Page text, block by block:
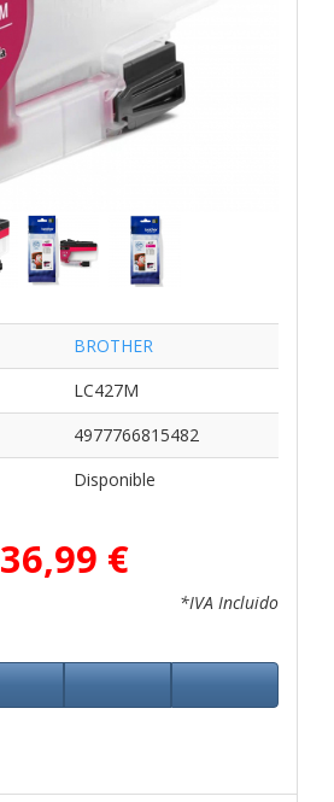
BROTHER
LC427M
4977766815482
Disponible
36,99 €
*IVA Incluido